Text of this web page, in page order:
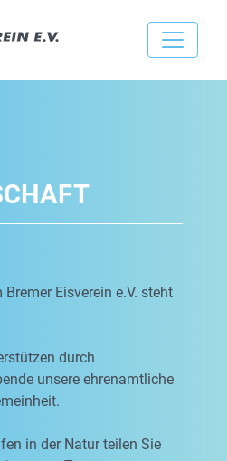
Eisverein e.V. steht
durch
unsere ehrenamtliche
in der Natur teilen Sie